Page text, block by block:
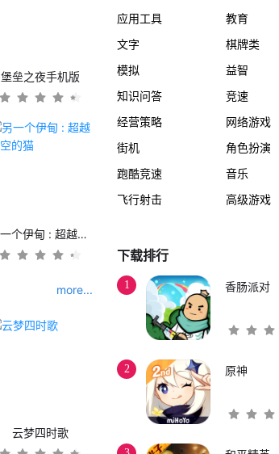
堡垒之夜手机版
另一个伊甸 : 超越时空的猫
more...
云梦四时歌
应用工具
教育
文字
棋牌类
模拟
益智
知识问答
竞速
经营策略
网络游戏
街机
角色扮演
跑酷竞速
音乐
飞行射击
高级游戏
下载排行
1 香肠派对
2 原神